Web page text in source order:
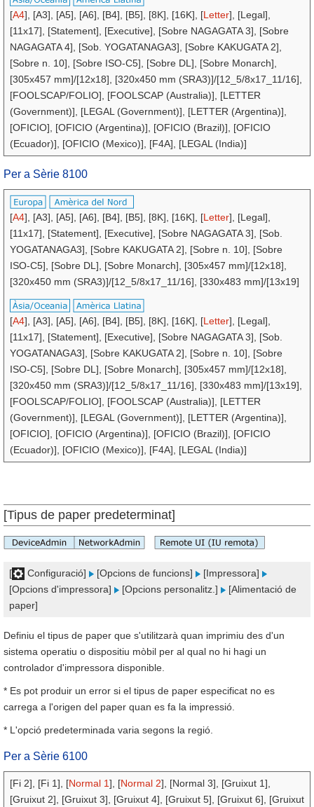
[A4], [A3], [A5], [A6], [B4], [B5], [8K], [16K], [Letter], [Legal],
[11x17], [Statement], [Executive], [Sobre NAGAGATA 3], [Sobre
NAGAGATA 4], [Sob. YOGATANAGA3], [Sobre KAKUGATA 2],
[Sobre n. 10], [Sobre ISO-C5], [Sobre DL], [Sobre Monarch],
[305x457 mm]/[12x18], [320x450 mm (SRA3)]/[12_5/8x17_11/16],
[FOOLSCAP/FOLIO], [FOOLSCAP (Australia)], [LETTER
(Government)], [LEGAL (Government)], [LETTER (Argentina)],
[OFICIO], [OFICIO (Argentina)], [OFICIO (Brazil)], [OFICIO
(Ecuador)], [OFICIO (Mexico)], [F4A], [LEGAL (India)]
Per a Sèrie 8100
[A4], [A3], [A5], [A6], [B4], [B5], [8K], [16K], [Letter], [Legal],
[11x17], [Statement], [Executive], [Sobre NAGAGATA 3], [Sob.
YOGATANAGA3], [Sobre KAKUGATA 2], [Sobre n. 10], [Sobre
ISO-C5], [Sobre DL], [Sobre Monarch], [305x457 mm]/[12x18],
[320x450 mm (SRA3)]/[12_5/8x17_11/16], [330x483 mm]/[13x19]
[A4], [A3], [A5], [A6], [B4], [B5], [8K], [16K], [Letter], [Legal],
[11x17], [Statement], [Executive], [Sobre NAGAGATA 3], [Sob.
YOGATANAGA3], [Sobre KAKUGATA 2], [Sobre n. 10], [Sobre
ISO-C5], [Sobre DL], [Sobre Monarch], [305x457 mm]/[12x18],
[320x450 mm (SRA3)]/[12_5/8x17_11/16], [330x483 mm]/[13x19],
[FOOLSCAP/FOLIO], [FOOLSCAP (Australia)], [LETTER
(Government)], [LEGAL (Government)], [LETTER (Argentina)],
[OFICIO], [OFICIO (Argentina)], [OFICIO (Brazil)], [OFICIO
(Ecuador)], [OFICIO (Mexico)], [F4A], [LEGAL (India)]
[Tipus de paper predeterminat]
[ Configuració] [Opcions de funcions]
[Impressora]
[Opcions d'impressora]
[Opcions personalitz.]
[Alimentació de
paper]
Definiu el tipus de paper que s'utilitzarà quan imprimiu des d'un
sistema operatiu o dispositiu mòbil per al qual no hi hagi un
controlador d'impressora disponible.
* Es pot produir un error si el tipus de paper especificat no es
carrega a l'origen del paper quan es fa la impressió.
* L'opció predeterminada varia segons la regió.
Per a Sèrie 6100
[Fi 2], [Fi 1], [Normal 1], [Normal 2], [Normal 3], [Gruixut 1],
[Gruixut 2], [Gruixut 3], [Gruixut 4], [Gruixut 5], [Gruixut 6], [Gruixut